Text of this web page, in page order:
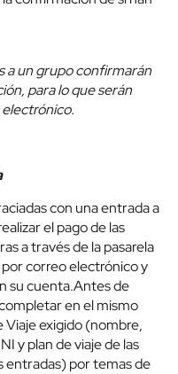
a un grupo confirmarán
para lo que serán
con una entrada a
el pago de las
a través de la pasarela
correo electrónico y
su cuenta.Antes de
en el mismo
Viaje exigido (nombre,
y plan de viaje de las
entradas) por temas de